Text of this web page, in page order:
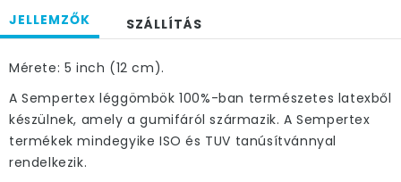
JELLEMZŐK SZÁLLÍTÁS
Mérete: 5 inch (12 cm).
A Sempertex léggömbök 100%-ban természetes latexből
készülnek, amely a gumifáról származik. A Sempertex
termékek mindegyike ISO és TUV tanúsítvánnyal
rendelkezik.